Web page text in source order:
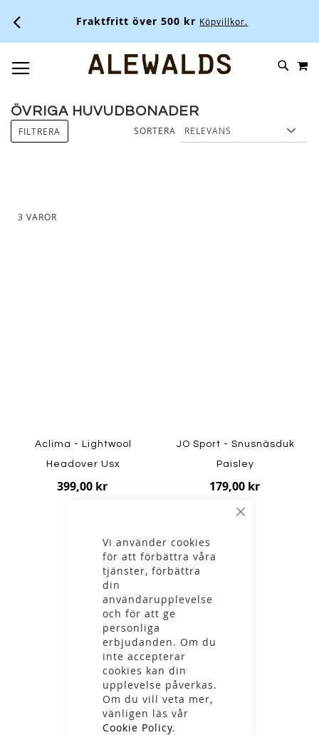
Vi använder cookies
för att förbättra våra
tjänster, förbättra
din
användarupplevelse
och för att ge
personliga
erbjudanden. Om du
inte accepterar
cookies kan din
upplevelse påverkas.
Om du vill veta mer,
vänligen läs vår
Cookie Policy.
Fraktfritt över 500 kr Köpvillkor.
SKIP
ÖVRIGA HUVUDBONADER
3 VAROR
SORTERA
Aclima - Lightwool
Headover Usx
399,00 kr
JO Sport - Snusnäsduk
Paisley
179,00 kr
FILTRERA